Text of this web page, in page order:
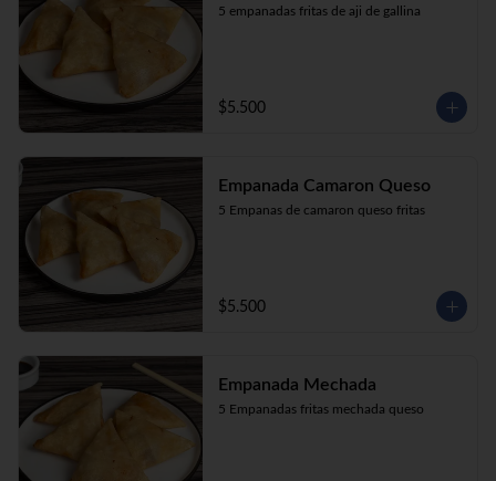
5 empanadas fritas de aji de gallina
$5.500
Empanada Camaron Queso
5 Empanas de camaron queso fritas
$5.500
Empanada Mechada
5 Empanadas fritas mechada queso